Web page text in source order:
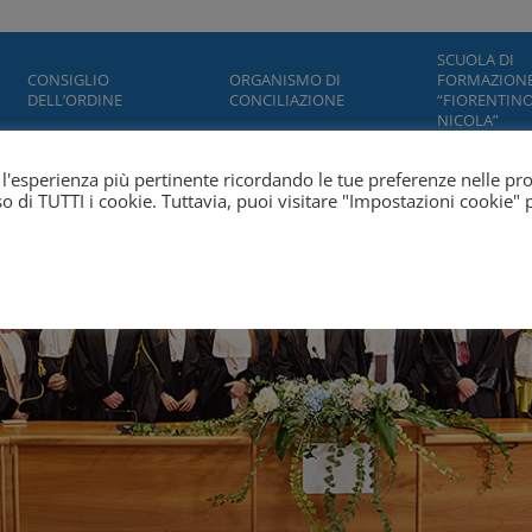
CONSIGLIO
DELL’ORDINE
ORGANISMO DI
CONCILIAZIONE
SCUOLA DI
NICOLA”
più pertinente ricordando le tue preferenze nelle
di TUTTI i cookie. Tuttavia, puoi visitare "Impostazioni cookie"